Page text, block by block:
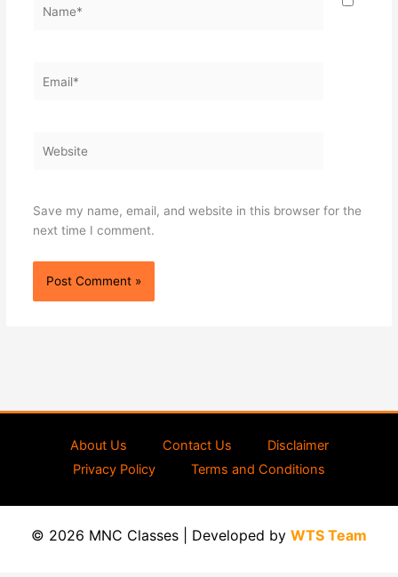
Save my name, email, and website in this browser for the
next time I comment.
About Us Contact Us
Disclaimer
Privacy Policy
Terms and Conditions
© 2026 MNC Classes | Developed by WTS Team